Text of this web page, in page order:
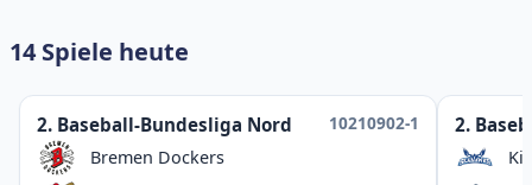
14 Spiele heute
2. Baseball-Bundesliga Nord
10210902-1
Bremen Dockers
2.